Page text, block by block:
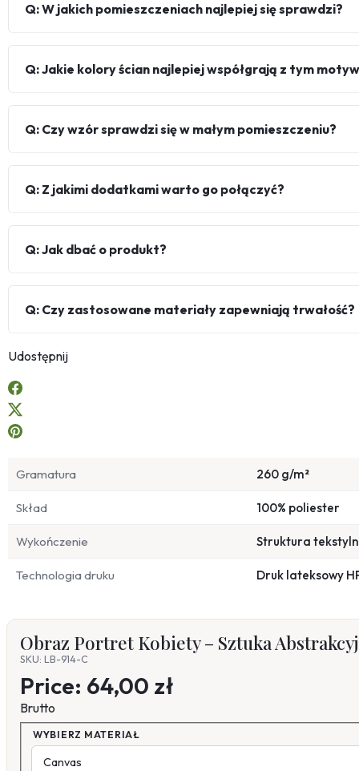
Q: W jakich pomieszczeniach najlepiej się sprawdzi?
Q: Jakie kolory ścian najlepiej współgrają z tym
Q: Czy wzór sprawdzi się w małym pomieszczeniu?
Q: Z jakimi dodatkami warto go połączyć?
Q: Jak dbać o produkt?
Q: Czy zastosowane materiały zapewniają trwałość?
Udostępnij
Gramatura 260 g/m²
Skład 100% poliester
Wykończenie Struktura
Technologia druku Druk lateksowy
Obraz Portret Kobiety – Sztuka
SKU: LB-914-C
Price: 64,00 zł
Brutto
WYBIERZ MATERIAŁ